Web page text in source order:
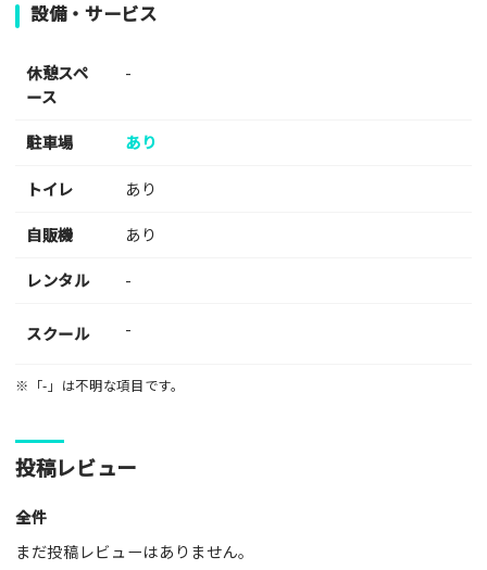
設備・サービス
休憩スペ
ース
-
駐車場 あり
トイレ
あり
自販機
あり
レンタル
-
スクール -
※「-」は不明な項目です。
投稿レビュー
全件
まだ投稿レビューはありません。